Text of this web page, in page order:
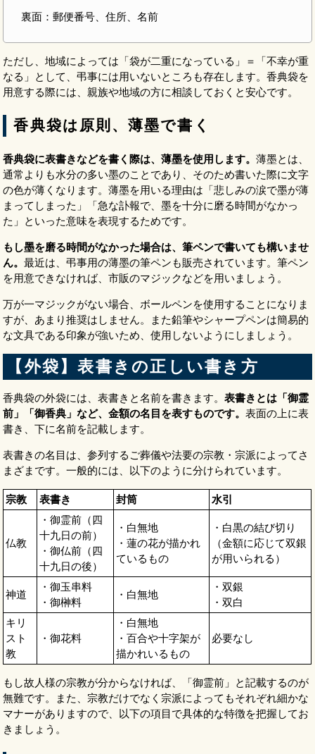
裏面：郵便番号、住所、名前
ただし、地域によっては「袋が二重になっている」＝「不幸が重
なる」として、弔事には用いないところも存在します。香典袋を
用意する際には、親族や地域の方に相談しておくと安心です。
香典袋は原則、薄墨で書く
香典袋に表書きなどを書く際は、薄墨を使用します。薄墨とは、
通常よりも水分の多い墨のことであり、そのため書いた際に文字
の色が薄くなります。薄墨を用いる理由は「悲しみの涙で墨が薄
まってしまった」「急な訃報で、墨を十分に磨る時間がなかっ
た」といった意味を表現するためです。
もし墨を磨る時間がなかった場合は、筆ペンで書いても構いませ
ん。最近は、弔事用の薄墨の筆ペンも販売されています。筆ペン
を用意できなければ、市販のマジックなどを用いましょう。
万が一マジックがない場合、ボールペンを使用することになりま
すが、あまり推奨はしません。また鉛筆やシャープペンは簡易的
な文具である印象が強いため、使用しないようにしましょう。
【外袋】表書きの正しい書き方
香典袋の外袋には、表書きと名前を書きます。表書きとは「御霊
前」「御香典」など、金額の名目を表すものです。表面の上に表
書き、下に名前を記載します。
表書きの名目は、参列するご葬儀や法要の宗教・宗派によってさ
まざまです。一般的には、以下のように分けられています。
宗教 表書き 封筒 水引
仏教
・御霊前（四
十九日の前）
・御仏前（四
十九日の後）
・白無地
・蓮の花が描かれ
ているもの
・白黒の結び切り
（金額に応じて双銀
が用いられる）
神道
・御玉串料
・御榊料
・白無地
・双銀
・双白
キリ
スト
教
・御花料
・白無地
・百合や十字架が
描かれいるもの
必要なし
もし故人様の宗教が分からなければ、「御霊前」と記載するのが
無難です。また、宗教だけでなく宗派によってもそれぞれ細かな
マナーがありますので、以下の項目で具体的な特徴を把握してお
きましょう。